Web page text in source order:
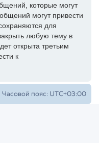
которые могут
могут привести
для
любую тему в
открыта третьим
к
Часовой пояс: UTC+03:00